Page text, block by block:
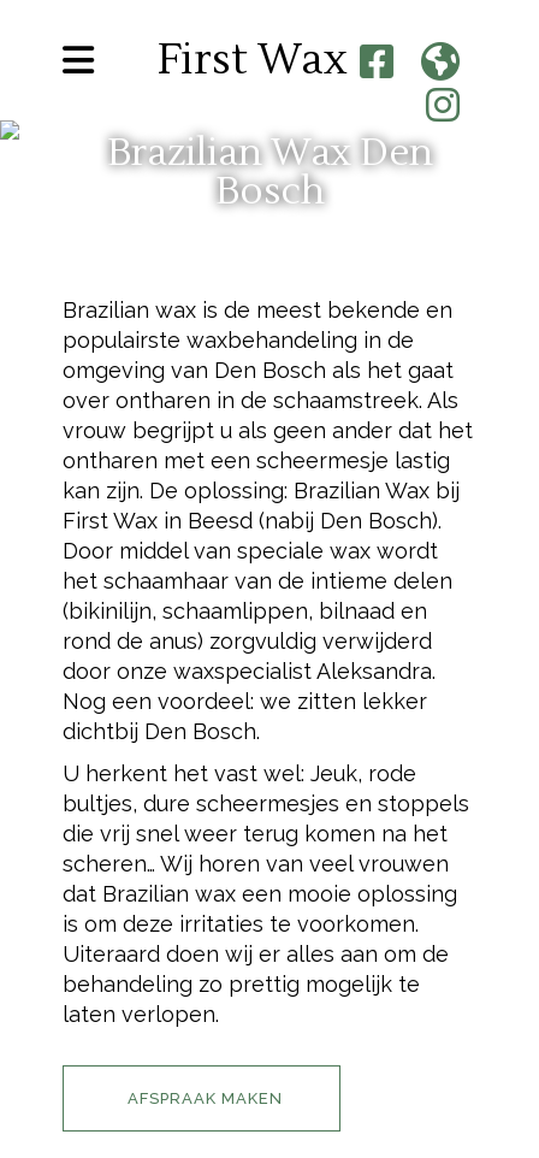
First Wax
Brazilian Wax Den
Bosch
Brazilian wax is de meest bekende en
populairste waxbehandeling in de
omgeving van Den Bosch als het gaat
over ontharen in de schaamstreek. Als
vrouw begrijpt u als geen ander dat het
ontharen met een scheermesje lastig
kan zijn. De oplossing: Brazilian Wax bij
First Wax in Beesd (nabij Den Bosch).
Door middel van speciale wax wordt
het schaamhaar van de intieme delen
(bikinilijn, schaamlippen, bilnaad en
rond de anus) zorgvuldig verwijderd
door onze waxspecialist Aleksandra.
Nog een voordeel: we zitten lekker
dichtbij Den Bosch.
U herkent het vast wel: Jeuk, rode
bultjes, dure scheermesjes en stoppels
die vrij snel weer terug komen na het
scheren… Wij horen van veel vrouwen
dat Brazilian wax een mooie oplossing
is om deze irritaties te voorkomen.
Uiteraard doen wij er alles aan om de
behandeling zo prettig mogelijk te
laten verlopen.
AFSPRAAK MAKEN